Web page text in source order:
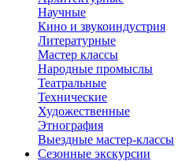
Научные
Кино и звукоиндустрия
Литературные
Мастер классы
Народные промыслы
Театральные
Технические
Художественные
Этнография
Выездные мастер-классы
Сезонные экскурсии